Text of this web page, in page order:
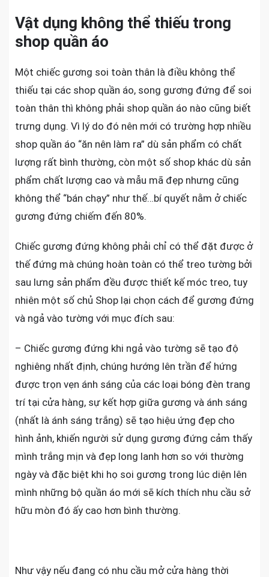
Vật dụng không thể thiếu trong
shop quần áo
Một chiếc gương soi toàn thân là điều không thể
thiếu tại các shop quần áo, song gương đứng để soi
toàn thân thì không phải shop quần áo nào cũng biết
trưng dụng. Vì lý do đó nên mới có trường hợp nhiều
shop quần áo “ăn nên làm ra” dù sản phẩm có chất
lượng rất bình thường, còn một số shop khác dù sản
phẩm chất lượng cao và mẫu mã đẹp nhưng cũng
không thể “bán chạy” như thế…bí quyết nằm ở chiếc
gương đứng chiếm đến 80%.
Chiếc gương đứng không phải chỉ có thể đặt được ở
thế đứng mà chúng hoàn toàn có thể treo tường bởi
sau lưng sản phẩm đều được thiết kế móc treo, tuy
nhiên một số chủ Shop lại chọn cách để gương đứng
và ngả vào tường với mục đích sau:
– Chiếc gương đứng khi ngả vào tường sẽ tạo độ
nghiêng nhất định, chúng hướng lên trần để hứng
được trọn vẹn ánh sáng của các loại bóng đèn trang
trí tại cửa hàng, sự kết hợp giữa gương và ánh sáng
(nhất là ánh sáng trắng) sẽ tạo hiệu ứng đẹp cho
hình ảnh, khiến người sử dụng gương đứng cảm thấy
mình trắng mịn và đẹp long lanh hơn so với thường
ngày và đặc biệt khi họ soi gương trong lúc diện lên
mình những bộ quần áo mới sẽ kích thích nhu cầu sở
hữu mòn đó ấy cao hơn bình thường.
Như vậy nếu đang có nhu cầu mở cửa hàng thời